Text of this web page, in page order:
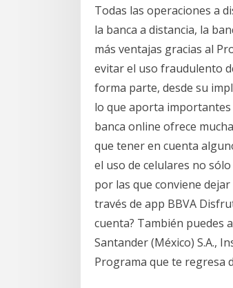
Todas las operaciones a
la banca a distancia, la
más ventajas gracias al
evitar el uso fraudulento
forma parte, desde su
lo que aporta importantes
banca online ofrece
que tener en cuenta
el uso de celulares no
por las que conviene
través de app BBVA
cuenta? También puedes
Santander (México) S.A.,
Programa que te regresa